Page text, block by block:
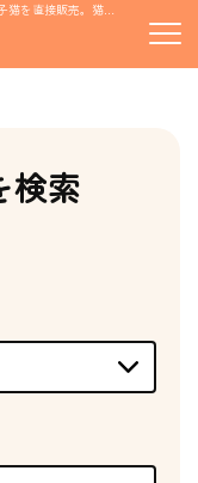
ブリーダー直販の子猫販売サイト-全国の優良ブリーダーの子猫を直接販売。猫の里親募集情報も掲載
検索